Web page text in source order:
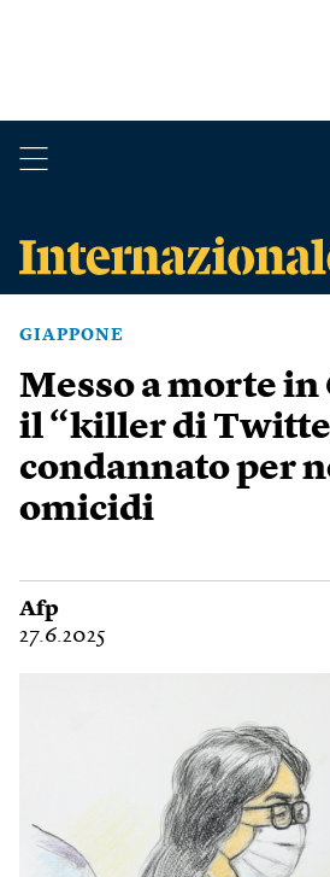
GIAPPONE
Messo a morte in
il “killer di
condannato per
omicidi
Afp
27.6.2025